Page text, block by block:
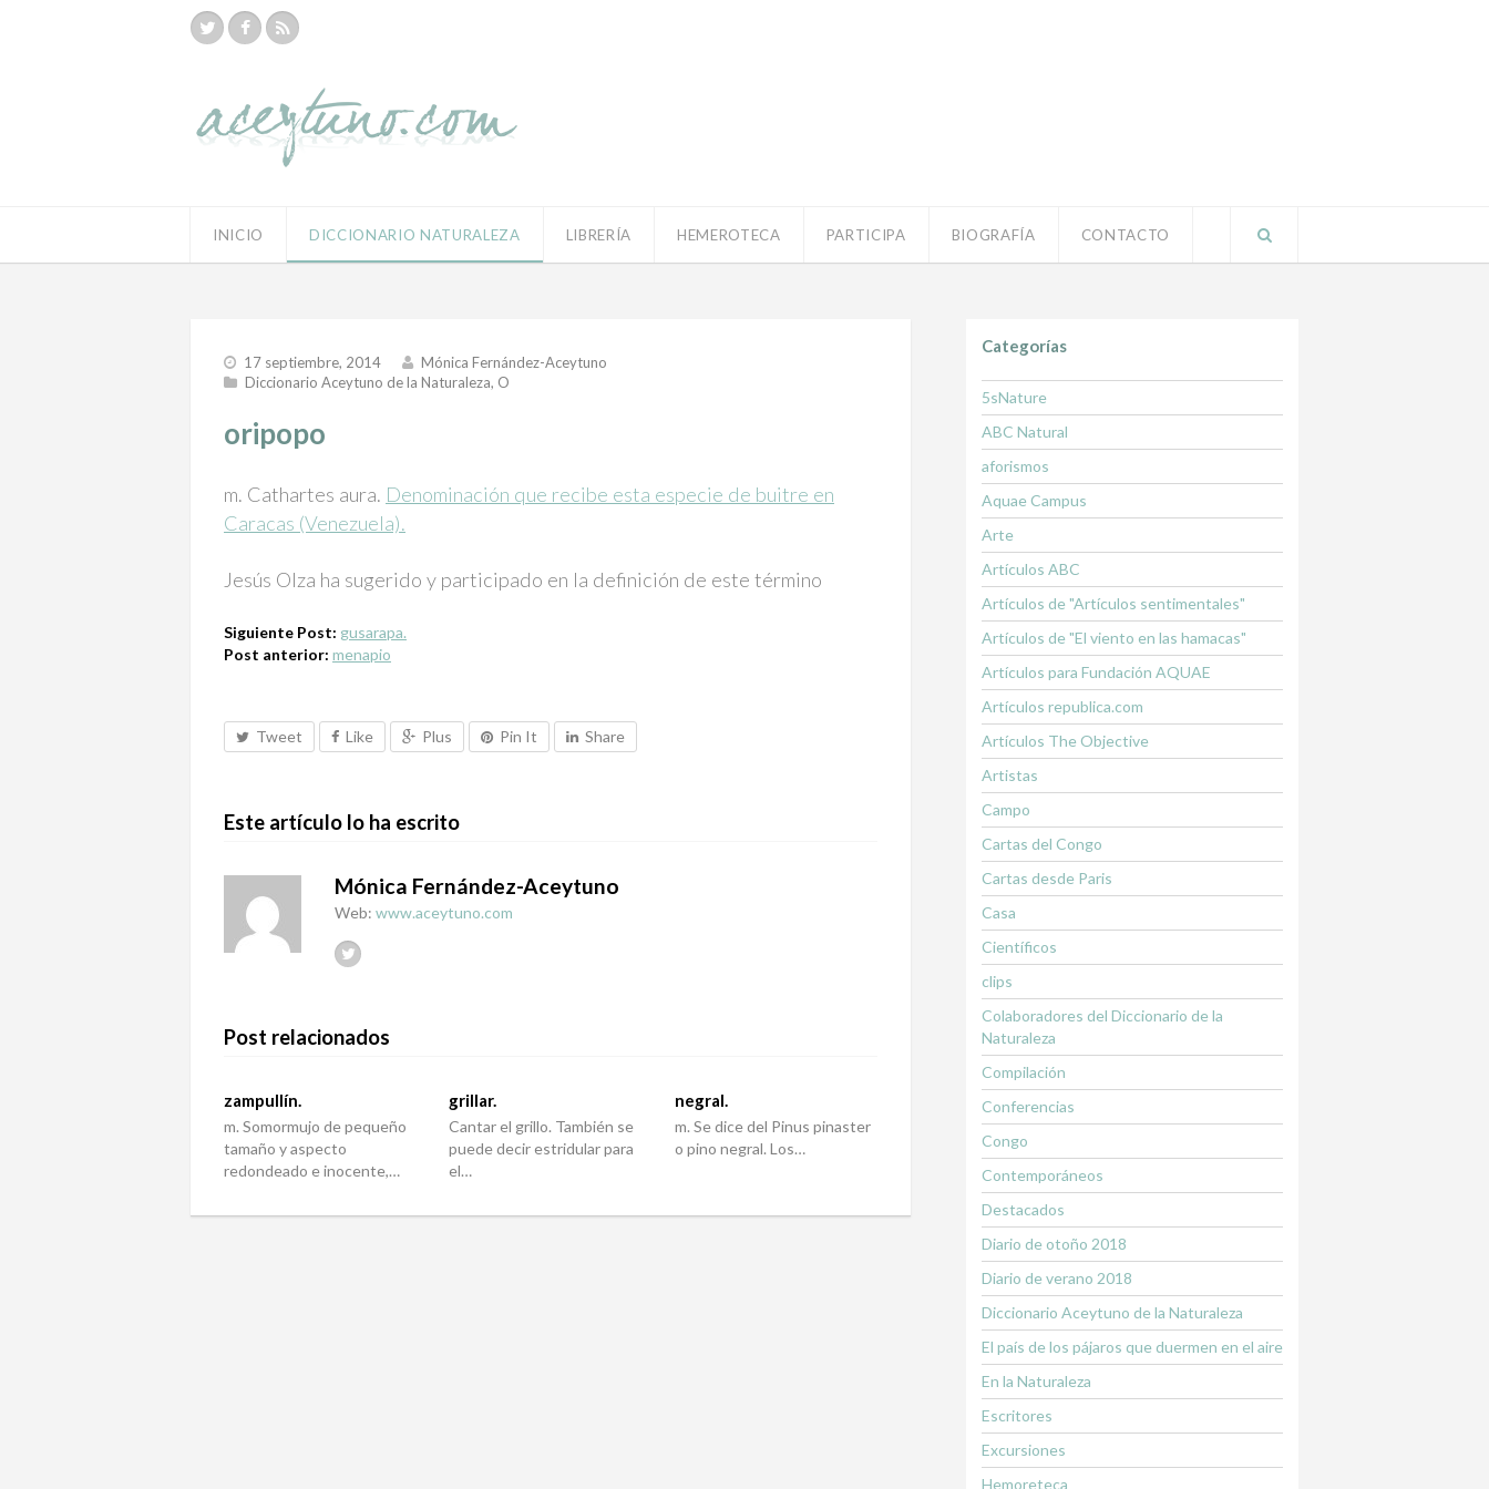
INICIO DICCIONARIO NATURALEZA LIBRERÍA HEMEROTECA PARTICIPA BIOGRAFÍA CONTACTO
17 septiembre, 2014
Mónica Fernández-Aceytuno
Diccionario Aceytuno de la Naturaleza, O
oripopo
m. Cathartes aura. Denominación que recibe esta especie de buitre en
Caracas (Venezuela).
Jesús Olza ha sugerido y participado en la definición de este término
Siguiente Post: gusarapa.
Post anterior: menapio
Tweet Like Plus Pin It Share
Este artículo lo ha escrito
Mónica Fernández-Aceytuno
Web: www.aceytuno.com
Post relacionados
zampullín.
m. Somormujo de pequeño
tamaño y aspecto
redondeado e inocente,…
grillar.
Cantar el grillo. También se
puede decir estridular para
el…
negral.
m. Se dice del Pinus pinaster
o pino negral. Los…
Categorías
5sNature
ABC Natural
aforismos
Aquae Campus
Arte
Artículos ABC
Artículos de "Artículos sentimentales"
Artículos de "El viento en las hamacas"
Artículos para Fundación AQUAE
Artículos republica.com
Artículos The Objective
Artistas
Campo
Cartas del Congo
Cartas desde Paris
Casa
Científicos
clips
Colaboradores del Diccionario de la
Naturaleza
Compilación
Conferencias
Congo
Contemporáneos
Destacados
Diario de otoño 2018
Diario de verano 2018
Diccionario Aceytuno de la Naturaleza
El país de los pájaros que duermen en el aire
En la Naturaleza
Escritores
Excursiones
Hemoreteca